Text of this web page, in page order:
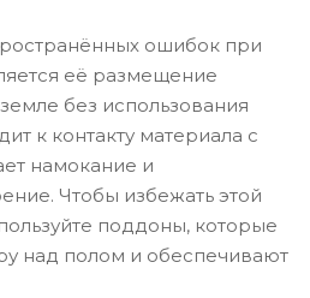
ошибок при
её размещение
без использования
к контакту материала с
намокание и
Чтобы избежать этой
поддоны, которые
над полом и обеспечивают